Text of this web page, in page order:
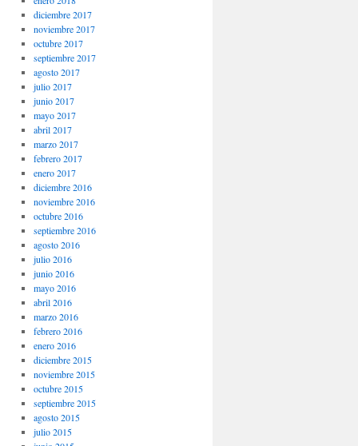
diciembre 2017
noviembre 2017
octubre 2017
septiembre 2017
agosto 2017
julio 2017
junio 2017
mayo 2017
abril 2017
marzo 2017
febrero 2017
enero 2017
diciembre 2016
noviembre 2016
octubre 2016
septiembre 2016
agosto 2016
julio 2016
junio 2016
mayo 2016
abril 2016
marzo 2016
febrero 2016
enero 2016
diciembre 2015
noviembre 2015
octubre 2015
septiembre 2015
agosto 2015
julio 2015